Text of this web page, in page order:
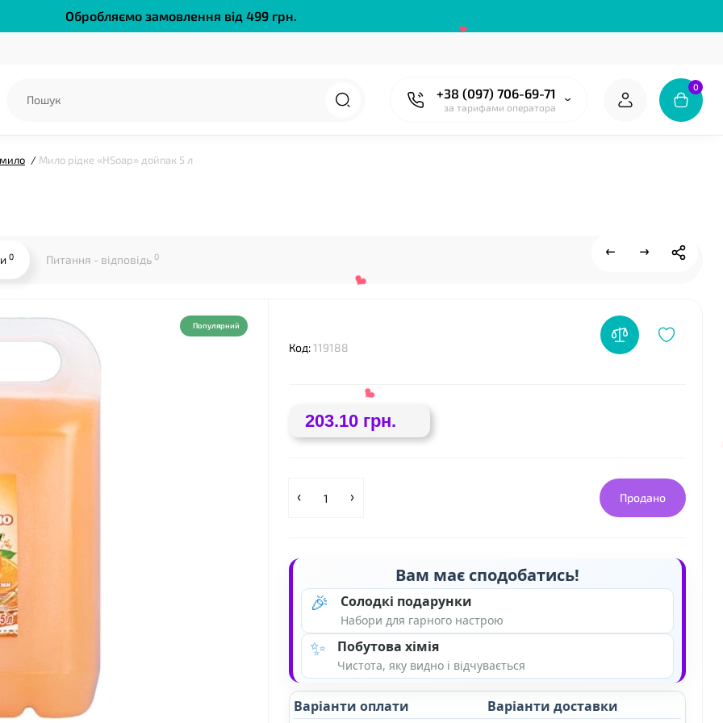
Обробляємо замовлення від 499 грн.
+38 (097) 706-69-71
за тарифами оператора
0
Мило рідке «HSoap» дойпак 5 л
0 Питання - відповідь 0
Популярний
Код:119188
203.10 грн.
Продано
Вам має сподобатись!
🎉 Солодкі подарунки
Набори для гарного настрою
✨ Побутова хімія
Чистота, яку видно і відчувається
Варіанти оплати Варіанти доставки
❤